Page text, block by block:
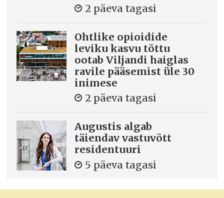
2 päeva tagasi
Ohtlike opioidide
leviku kasvu tõttu
ootab Viljandi haiglas
ravile pääsemist üle 30
inimese
2 päeva tagasi
Augustis algab
täiendav vastuvõtt
residentuuri
5 päeva tagasi